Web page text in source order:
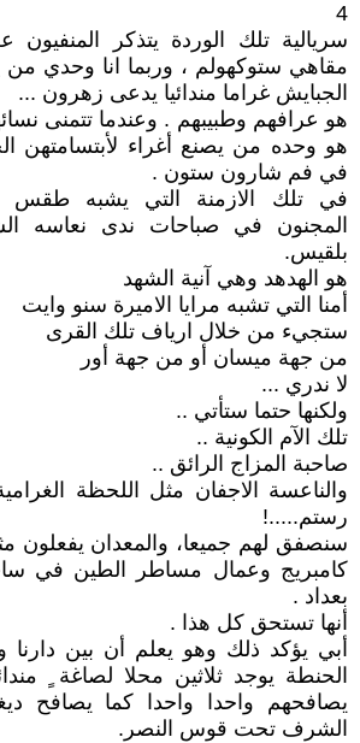
4
سريالية تلك الوردة يتذكر
مقاهي ستوكهولم ، وربما انا وحدي من
الجبايش غراما مندائيا يدعى زهرون ...
هو عرافهم وطبيبهم . وعندما تتمنى
هو وحده من يصنع أغراء لأبتسامتهن
في فم شارون ستون .
في تلك الازمنة التي يشبه طقس
المجنون في صباحات ندى نعاسه
بلقيس.
هو الهدهد وهي آنية الشهد
أمنا التي تشبه مرايا الاميرة سنو وايت
ستجيء من خلال ارياف تلك القرى
من جهة ميسان أو من جهة أور
لا ندري ...
ولكنها حتما ستأتي ..
تلك الآم الكونية ..
صاحبة المزاج الرائق ..
والناعسة الاجفان مثل اللحظة
رستم.....!
سنصفق لهم جميعا، والمعدان يفعلون
كامبريج وعمال مساطر الطين في
بعداد .
أنها تستحق كل هذا .
أبي يؤكد ذلك وهو يعلم أن بين
الحنطة يوجد ثلاثين محلا لصاغة
يصافحهم واحدا واحدا كما يصافح
الشرف تحت قوس النصر.